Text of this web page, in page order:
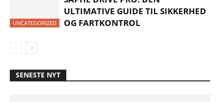
UNCATEGORIZED
ULTIMATIVE GUIDE TIL SIKKERHED
OG FARTKONTROL
SENESTE NYT